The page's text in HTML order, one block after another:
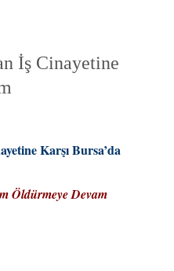
İş Cinayetine
Karşı Bursa’da
Öldürmeye Devam